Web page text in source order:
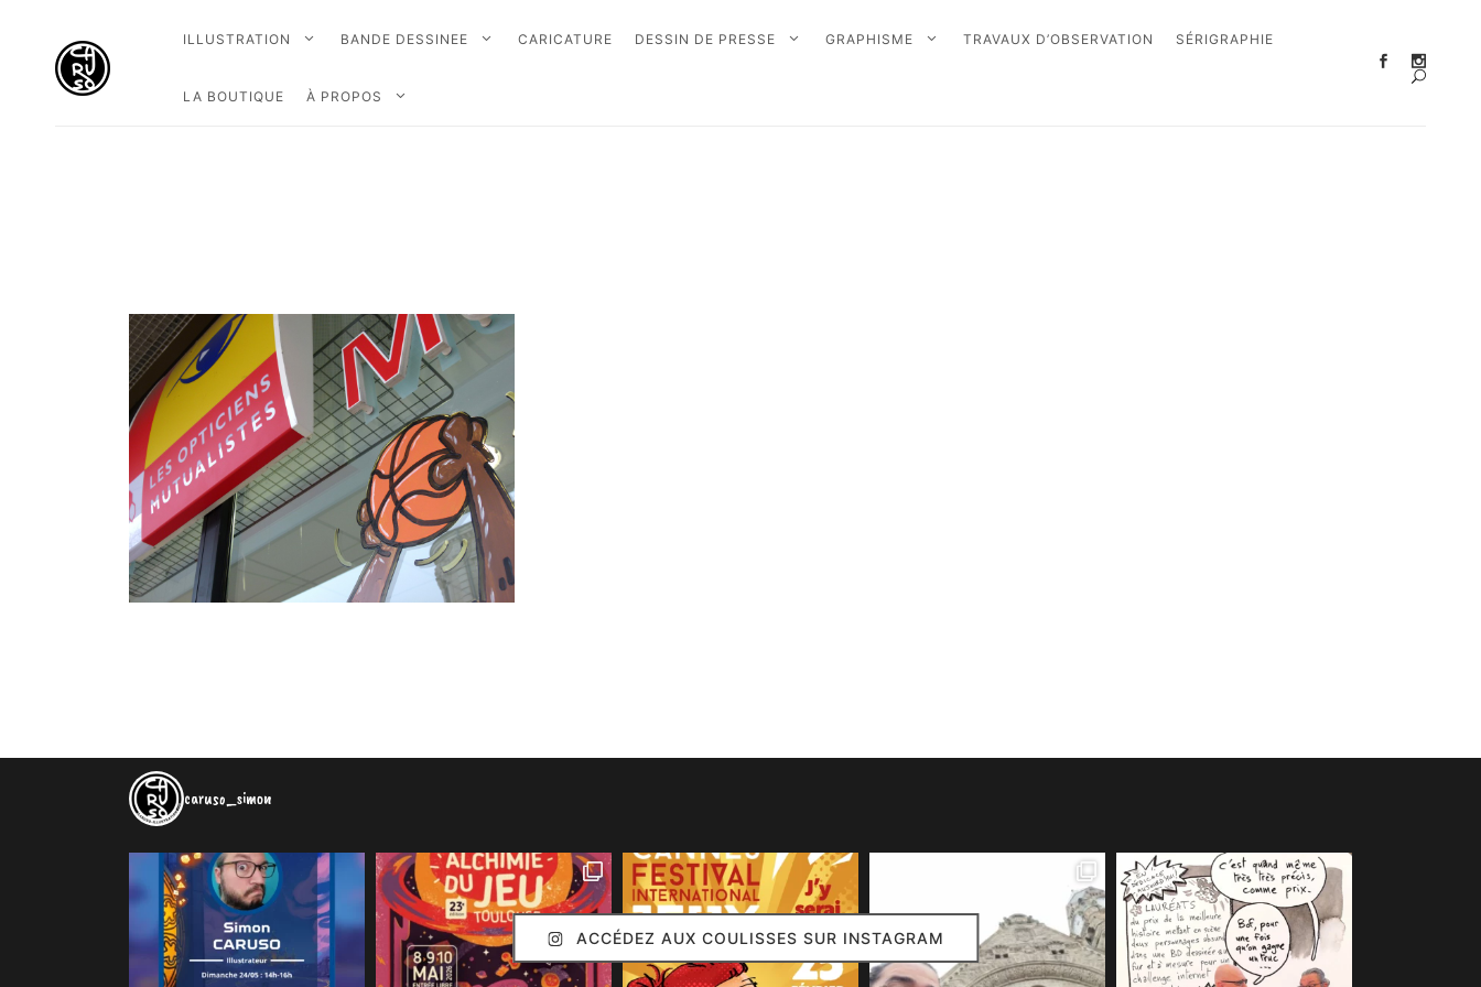
ILLUSTRATION BANDE DESSINEE CARICATURE DESSIN DE PRESSE GRAPHISME TRAVAUX D’OBSERVATION SÉRIGRAPHIE
LA BOUTIQUE À PROPOS
caruso_simon
ACCÉDEZ AUX COULISSES SUR INSTAGRAM